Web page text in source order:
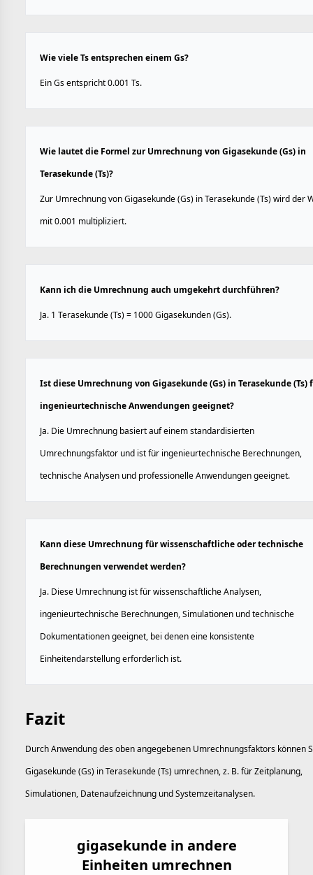
Wie viele Ts entsprechen einem Gs?
Ein Gs entspricht 0.001 Ts.
Wie lautet die Formel zur Umrechnung von Gigasekunde (Gs) in
Terasekunde (Ts)?
Zur Umrechnung von Gigasekunde (Gs) in Terasekunde (Ts) wird der
mit 0.001 multipliziert.
Kann ich die Umrechnung auch umgekehrt durchführen?
Ja. 1 Terasekunde (Ts) = 1000 Gigasekunden (Gs).
Ist diese Umrechnung von Gigasekunde (Gs) in Terasekunde (Ts)
ingenieurtechnische Anwendungen geeignet?
Ja. Die Umrechnung basiert auf einem standardisierten
Umrechnungsfaktor und ist für ingenieurtechnische Berechnungen,
technische Analysen und professionelle Anwendungen geeignet.
Kann diese Umrechnung für wissenschaftliche oder technische
Berechnungen verwendet werden?
Ja. Diese Umrechnung ist für wissenschaftliche Analysen,
ingenieurtechnische Berechnungen, Simulationen und technische
Dokumentationen geeignet, bei denen eine konsistente
Einheitendarstellung erforderlich ist.
Fazit
Durch Anwendung des oben angegebenen Umrechnungsfaktors können
Gigasekunde (Gs) in Terasekunde (Ts) umrechnen, z. B. für Zeitplanung,
Simulationen, Datenaufzeichnung und Systemzeitanalysen.
gigasekunde in andere
Einheiten umrechnen